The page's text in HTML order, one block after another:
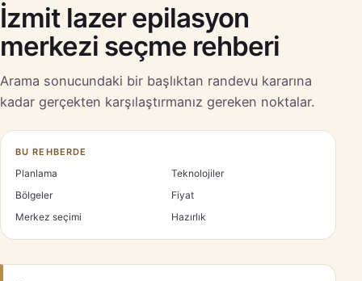
İzmit lazer epilasyon
merkezi seçme rehberi
Arama sonucundaki bir başlıktan randevu kararına
kadar gerçekten karşılaştırmanız gereken noktalar.
BU REHBERDE
Planlama
Teknolojiler
Bölgeler
Fiyat
Merkez seçimi
Hazırlık